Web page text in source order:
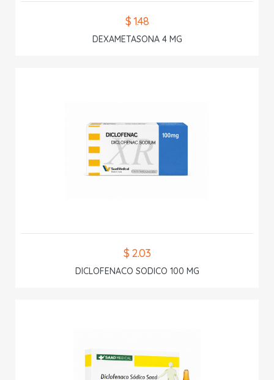
$ 1.48
DEXAMETASONA 4 MG
$ 2.03
DICLOFENACO SODICO 100 MG